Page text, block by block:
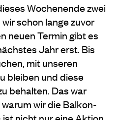
Wochenende zwei
schon lange zuvor
neuen Termin gibt es
Jahr erst. Bis
mit unseren
bleiben und diese
behalten. Das war
wir die Balkon-